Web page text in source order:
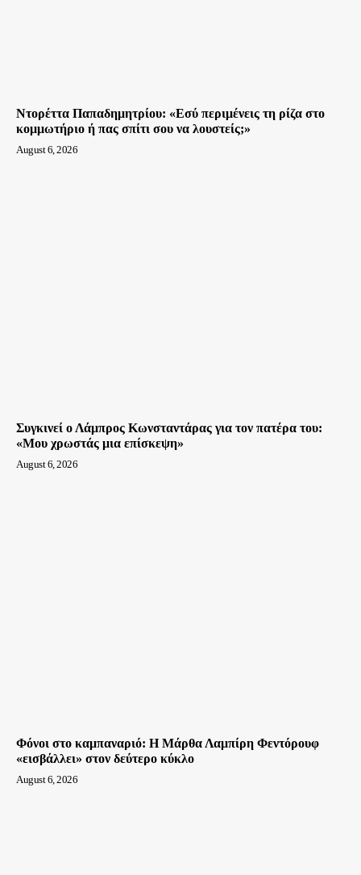
Ντορέττα Παπαδημητρίου: «Εσύ περιμένεις τη ρίζα στο
κομμωτήριο ή πας σπίτι σου να λουστείς;»
August 6, 2026
Συγκινεί ο Λάμπρος Κωνσταντάρας για τον πατέρα του:
«Μου χρωστάς μια επίσκεψη»
August 6, 2026
Φόνοι στο καμπαναριό: Η Μάρθα Λαμπίρη Φεντόρουφ
«εισβάλλει» στον δεύτερο κύκλο
August 6, 2026